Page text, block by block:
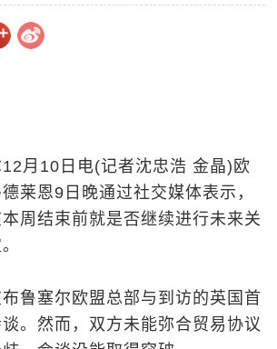
月10日电(记者沈忠浩 金晶)欧
莱恩9日晚通过社交媒体表示，
周结束前就是否继续进行未来关
鲁塞尔欧盟总部与到访的英国首
。然而，双方未能弥合贸易协议